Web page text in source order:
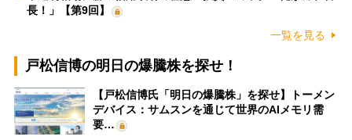
長！」【第9回】
一覧を見る
戸松信博の明日の爆騰株を探せ！
【戸松信博氏「明日の爆騰株」を探せ】トーメン
デバイス：サムスンを通じて世界のAIメモリ需
要…